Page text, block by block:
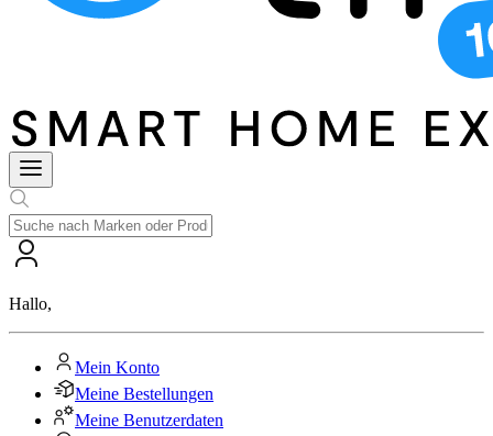
Hallo,
Mein Konto
Meine Bestellungen
Meine Benutzerdaten